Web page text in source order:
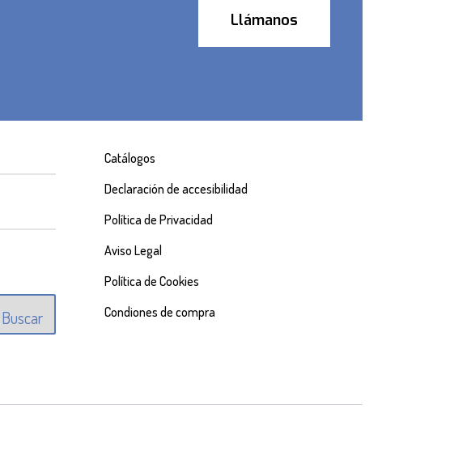
Llámanos
Buscar
Catálogos
Declaración de accesibilidad
Política de Privacidad
Aviso Legal
Política de Cookies
Condiones de compra